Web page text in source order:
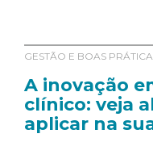
GESTÃO E BOAS
A inovação
clínico: veja
aplicar na